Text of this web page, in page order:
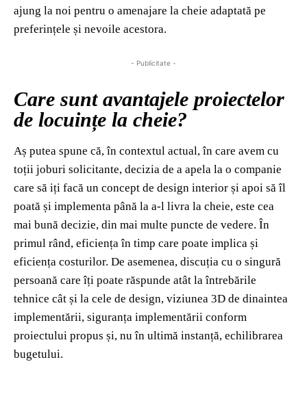
ajung la noi pentru o amenajare la cheie adaptată pe
preferințele și nevoile acestora.
- Publicitate -
Care sunt avantajele proiectelor
de locuințe la cheie?
Aș putea spune că, în contextul actual, în care avem cu
toții joburi solicitante, decizia de a apela la o companie
care să iți facă un concept de design interior și apoi să îl
poată și implementa până la a-l livra la cheie, este cea
mai bună decizie, din mai multe puncte de vedere. În
primul rând, eficiența în timp care poate implica și
eficiența costurilor. De asemenea, discuția cu o singură
persoană care îți poate răspunde atât la întrebările
tehnice cât și la cele de design, viziunea 3D de dinaintea
implementării, siguranța implementării conform
proiectului propus și, nu în ultimă instanță, echilibrarea
bugetului.